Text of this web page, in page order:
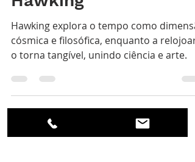
Breve História do
Tempo" de Stephen
Hawking
Hawking explora o tempo como
o torna tangível, unindo ciência e arte.